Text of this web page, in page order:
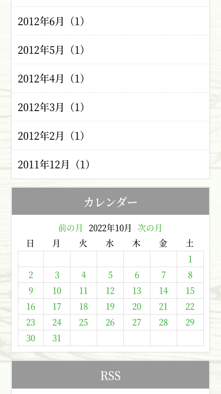
2012年6月（1）
2012年5月（1）
2012年4月（1）
2012年3月（1）
2012年2月（1）
2011年12月（1）
カレンダー
前の月 2022年10月 次の月
日
月 火 水 木 金
土
1
2
3 4 5 6 7
8
9
10 11 12 13 14
15
16
17 18 19 20 21
22
23
24 25 26 27 28
29
30
31
RSS